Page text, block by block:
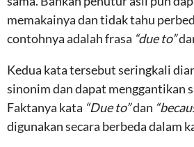
memakainya dan tidak tahu
contohnya adalah frasa “due to”
Kedua kata tersebut seringkali
sinonim dan dapat menggantikan
Faktanya kata “Due to”dan
digunakan secara berbeda dalam